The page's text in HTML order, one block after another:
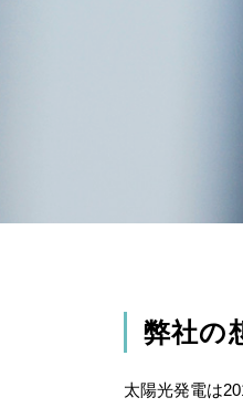
弊社の
太陽光発電は